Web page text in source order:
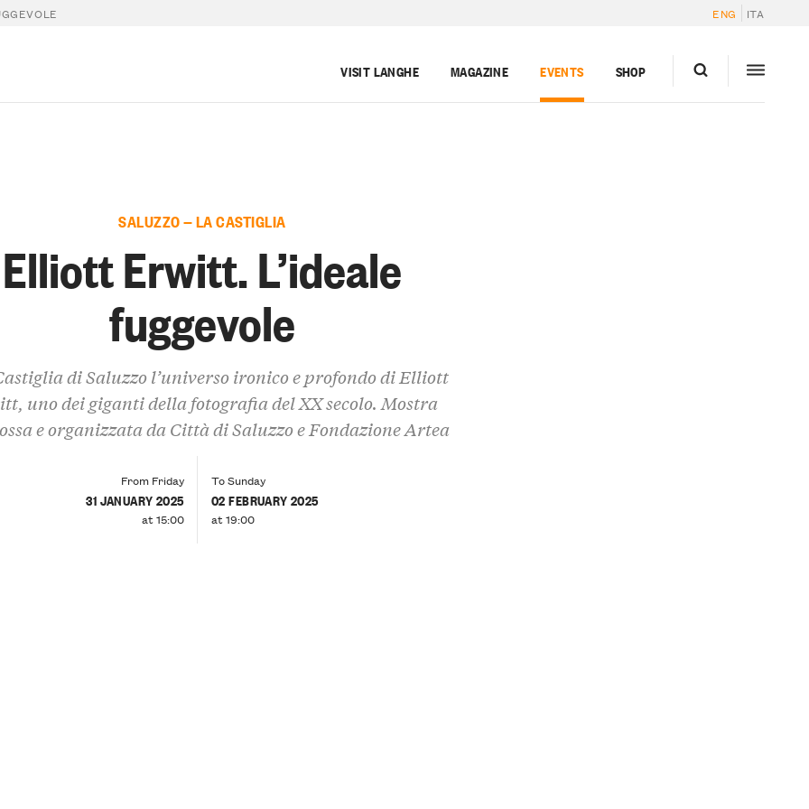
ENG ITA
VISIT LANGHE MAGAZINE EVENTS SHOP
SALUZZO — LA CASTIGLIA
Elliott Erwitt. L’ideale
fuggevole
di Saluzzo l’universo ironico e profondo di Elliott
uno dei giganti della fotografia del XX secolo. Mostra
e organizzata da Città di Saluzzo e Fondazione Artea
From Friday
31 JANUARY 2025
at 15:00
To Sunday
02 FEBRUARY 2025
at 19:00